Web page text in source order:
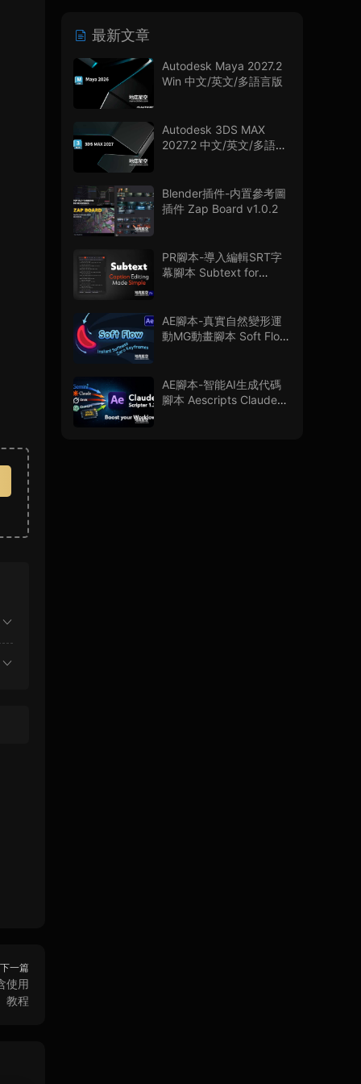
下一篇
使用
教程
最新文章
Autodesk Maya 2027.2
Win 中文/英文/多語言版
Autodesk 3DS MAX
2027.2 中文/英文/多語言
Blender插件-内置參考圖
插件 Zap Board v1.0.2
PR腳本-導入編輯SRT字
幕腳本 Subtext for
AE腳本-真實自然變形運
動MG動畫腳本 Soft Flow
AE腳本-智能AI生成代碼
腳本 Aescripts Claude